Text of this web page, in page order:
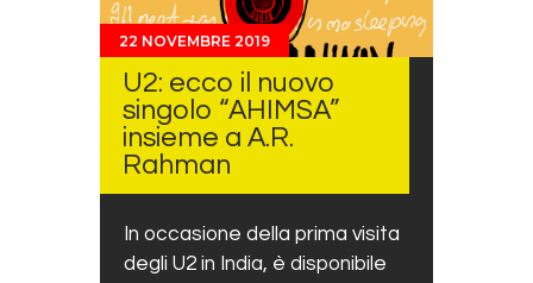
22 NOVEMBRE 2019
U2: ecco il nuovo
singolo “AHIMSA”
insieme a A.R.
Rahman
In occasione della prima visita
degli U2 in India, è disponibile